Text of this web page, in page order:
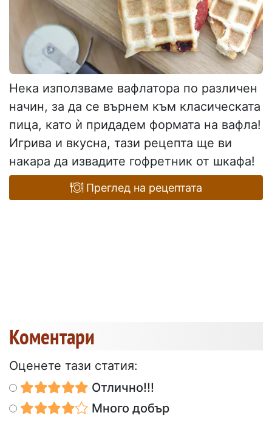
Нека използваме вафлатора по различен
начин, за да се върнем към класическата
пица, като ѝ придадем формата на вафла!
Игрива и вкусна, тази рецепта ще ви
накара да извадите гофретник от шкафа!
Преглед на рецептата
Коментари
Оценете тази статия:
Отлично!!!
Много добър